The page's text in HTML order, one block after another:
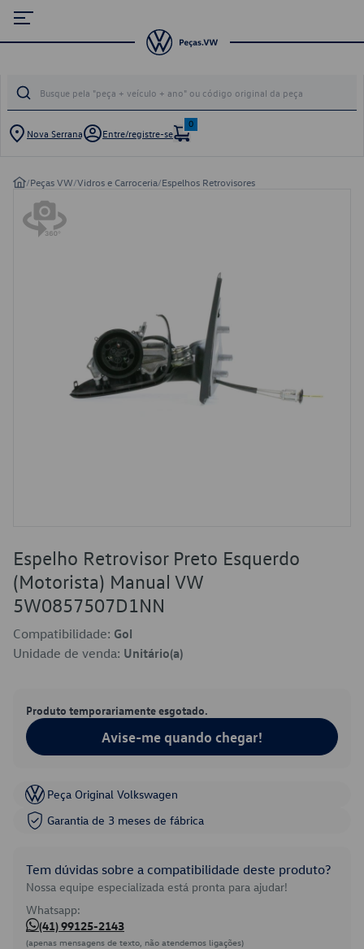
Nova Serrana Entre/registre-se
0
/Peças VW/Vidros e Carroceria/Espelhos Retrovisores
Espelho Retrovisor Preto Esquerdo
(Motorista) Manual VW
5W0857507D1NN
Compatibilidade: Gol
Unidade de venda: Unitário(a)
Produto temporariamente esgotado.
Avise-me quando chegar!
Peça Original Volkswagen
Garantia de 3 meses de fábrica
Tem dúvidas sobre a compatibilidade deste produto?
Nossa equipe especializada está pronta para ajudar!
Whatsapp:
(41) 99125-2143
(apenas mensagens de texto, não atendemos ligações)